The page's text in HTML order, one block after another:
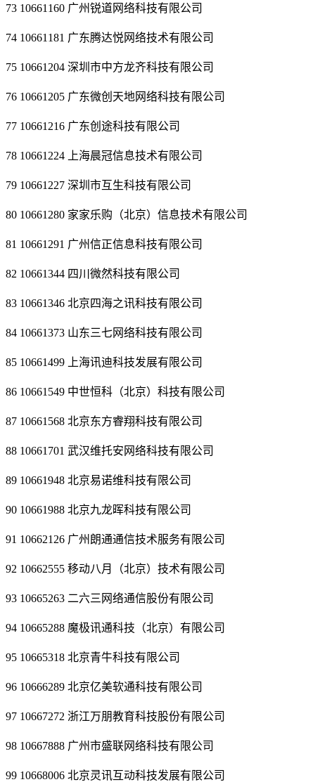
73 10661160 广州锐道网络科技有限公司
74 10661181 广东腾达悦网络技术有限公司
75 10661204 深圳市中方龙齐科技有限公司
76 10661205 广东微创天地网络科技有限公司
77 10661216 广东创途科技有限公司
78 10661224 上海晨冠信息技术有限公司
79 10661227 深圳市互生科技有限公司
80 10661280 家家乐购（北京）信息技术有限公司
81 10661291 广州信正信息科技有限公司
82 10661344 四川微然科技有限公司
83 10661346 北京四海之讯科技有限公司
84 10661373 山东三七网络科技有限公司
85 10661499 上海讯迪科技发展有限公司
86 10661549 中世恒科（北京）科技有限公司
87 10661568 北京东方睿翔科技有限公司
88 10661701 武汉维托安网络科技有限公司
89 10661948 北京易诺维科技有限公司
90 10661988 北京九龙晖科技有限公司
91 10662126 广州朗通通信技术服务有限公司
92 10662555 移动八月（北京）技术有限公司
93 10665263 二六三网络通信股份有限公司
94 10665288 魔极讯通科技（北京）有限公司
95 10665318 北京青牛科技有限公司
96 10666289 北京亿美软通科技有限公司
97 10667272 浙江万朋教育科技股份有限公司
98 10667888 广州市盛联网络科技有限公司
99 10668006 北京灵讯互动科技发展有限公司